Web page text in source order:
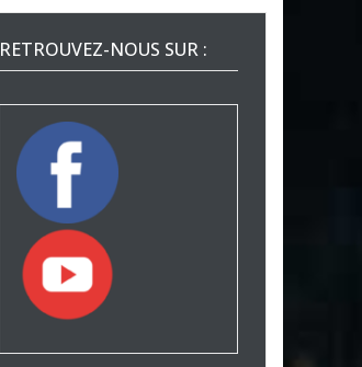
RETROUVEZ-NOUS SUR :